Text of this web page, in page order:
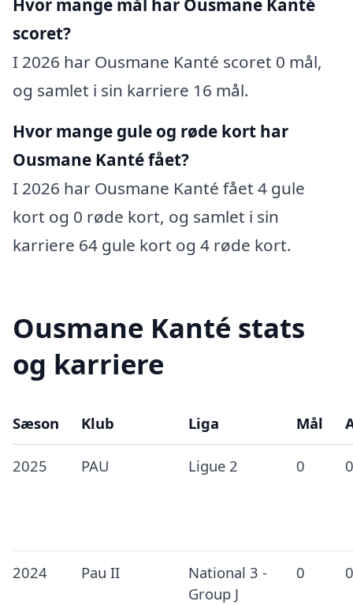
Hvor mange mål har Ousmane Kanté
scoret?
I 2026 har Ousmane Kanté scoret 0 mål,
og samlet i sin karriere 16 mål.
Hvor mange gule og røde kort har
Ousmane Kanté fået?
I 2026 har Ousmane Kanté fået 4 gule
kort og 0 røde kort, og samlet i sin
karriere 64 gule kort og 4 røde kort.
Ousmane Kanté stats
og karriere
Sæson Klub Liga Mål
2025 PAU Ligue 2 0 0
2024 Pau II
National 3 -
Group J
0 0